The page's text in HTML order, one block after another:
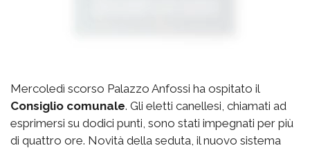
Mercoledì scorso Palazzo Anfossi ha ospitato il
Consiglio comunale. Gli eletti canellesi, chiamati ad
esprimersi su dodici punti, sono stati impegnati per più
di quattro ore. Novità della seduta, il nuovo sistema